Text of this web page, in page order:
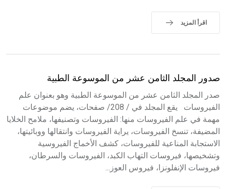
اقرأ المزيد
صدور المجلد الثامن عشر من الموسوعة الطبية
صدر المجلد الثامن عشر من الموسوعة الطبية وهو بعنوان علم
الفيروسات يقع المجلد في / 208/ صفحات، يضم موضوعات
مهمة في علم الفيروسات منها: الفيروسات وتصنيفها، ملامح الخلايا
المضيفة، تنسخ الفيروسات، يراية الفيروسات وانتقالها ووبائيتها،
الاستجابة المناعية للفيروسات، كشف الأخماج الفيروسية
وتشخيصها، فيروسات التهاب الكبد، الفيروسات والسرطان،
فيروسات الإنفلونزا، فيروس العوز...